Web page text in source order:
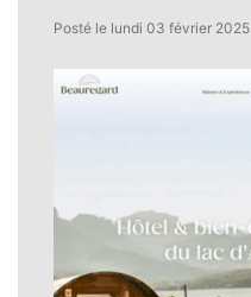
Posté le lundi 03 février 2025